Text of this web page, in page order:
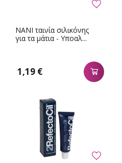
NANI ταινία σιλικόνης
για τα μάτια - Υποαλ...
1,19 €